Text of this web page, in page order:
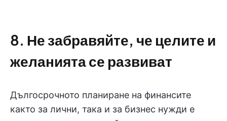
8. Не забравяйте, че целите и
желанията се развиват
Дългосрочното планиране на финансите
както за лични, така и за бизнес нужди е